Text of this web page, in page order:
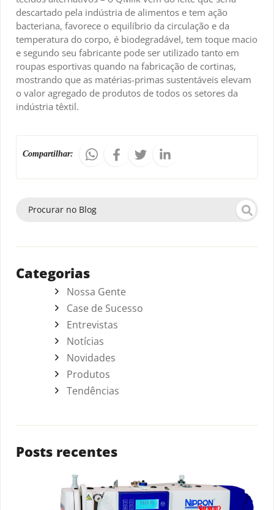
descartado pela indústria de alimentos e tem ação
bacteriana, favorece o equilíbrio da circulação e da
temperatura do corpo, é biodegradável, tem toque macio
e segundo seu fabricante pode ser utilizado tanto em
roupas esportivas quando na fabricação de cortinas,
mostrando que as matérias-primas sustentáveis elevam
o valor agregado de produtos de todos os setores da
indústria têxtil.
Compartilhar:
Categorias
Nossa Gente
Case de Sucesso
Entrevistas
Notícias
Novidades
Produtos
Tendências
Posts recentes